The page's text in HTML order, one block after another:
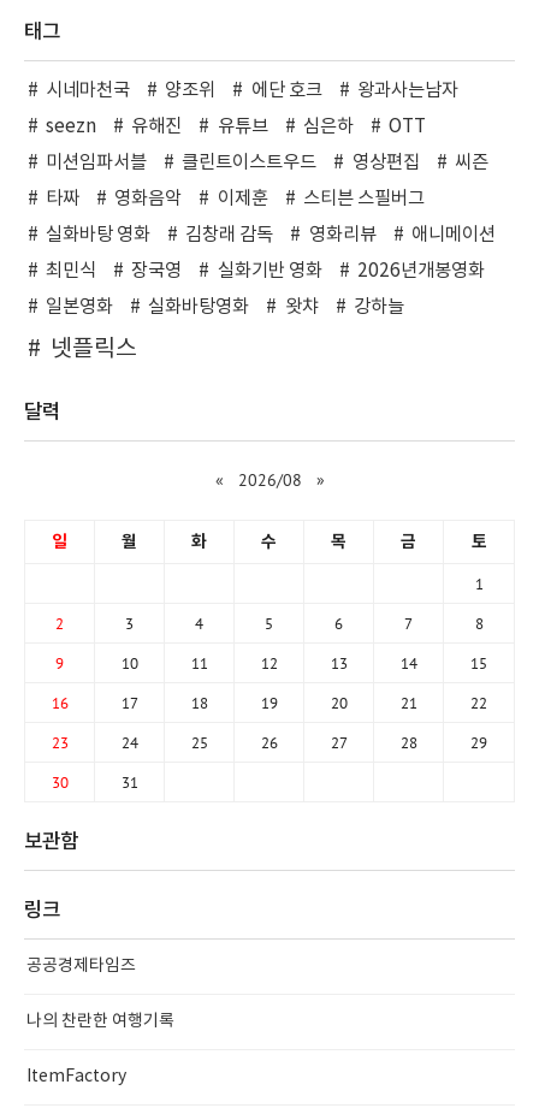
태그
시네마천국 양조위 에단 호크
왕과사는남자
seezn
유해진 유튜브 심은하
OTT
미션임파서블
클린트이스트우드 영상편집
씨즌
타짜
영화음악 이제훈
스티븐 스필버그
실화바탕 영화
김창래 감독 영화리뷰
애니메이션
최민식
장국영 실화기반 영화
2026년개봉영화
일본영화
실화바탕영화 왓챠 강하늘
넷플릭스
달력
« 2026/08 »
일 월 화 수 목 금 토
1
2 3 4 5 6 7 8
9 10 11 12 13 14 15
16 17 18 19 20 21 22
23 24 25 26 27 28 29
30 31
보관함
링크
공공경제타임즈
나의 찬란한 여행기록
ItemFactory